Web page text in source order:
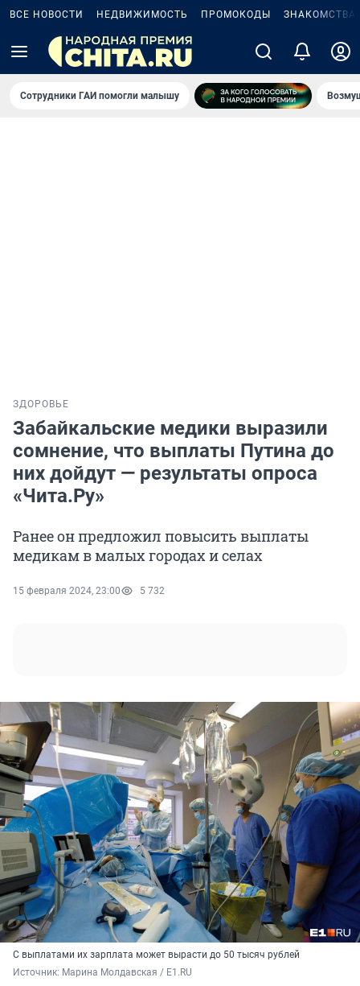
ВСЕ НОВОСТИ НЕДВИЖИМОСТЬ ПРОМОКОДЫ ЗНАКОМСТВА
Сотрудники ГАИ помогли малышу
ЗДОРОВЬЕ
Забайкальские медики выразили
сомнение, что выплаты Путина до
них дойдут — результаты опроса
«Чита.Ру»
Ранее он предложил повысить выплаты
медикам в малых городах и селах
15 февраля 2024, 23:00 5 732
С выплатами их зарплата может вырасти до 50 тысяч рублей
Источник: Марина Молдавская / E1.RU